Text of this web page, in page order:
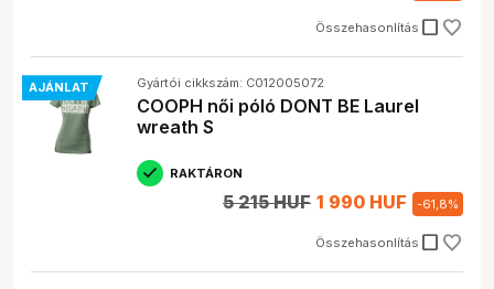
Összehasonlítás check_box_outline_blank
AJÁNLAT Gyártói cikkszám: C012005072
COOPH női póló DONT BE Laurel
wreath S
RAKTÁRON
Összehasonlítás check_box_outline_blank
5 215 HUF 1 990 HUF -61,8%